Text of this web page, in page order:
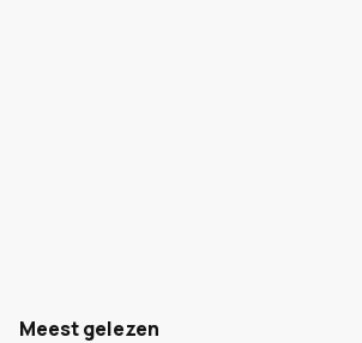
Meest gelezen